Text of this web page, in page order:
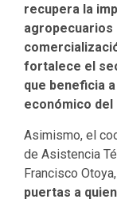
recupera la
agropecuarios
fortalece el
que beneficia
económico del
Asimismo, el
de Asistencia
Francisco
puertas a